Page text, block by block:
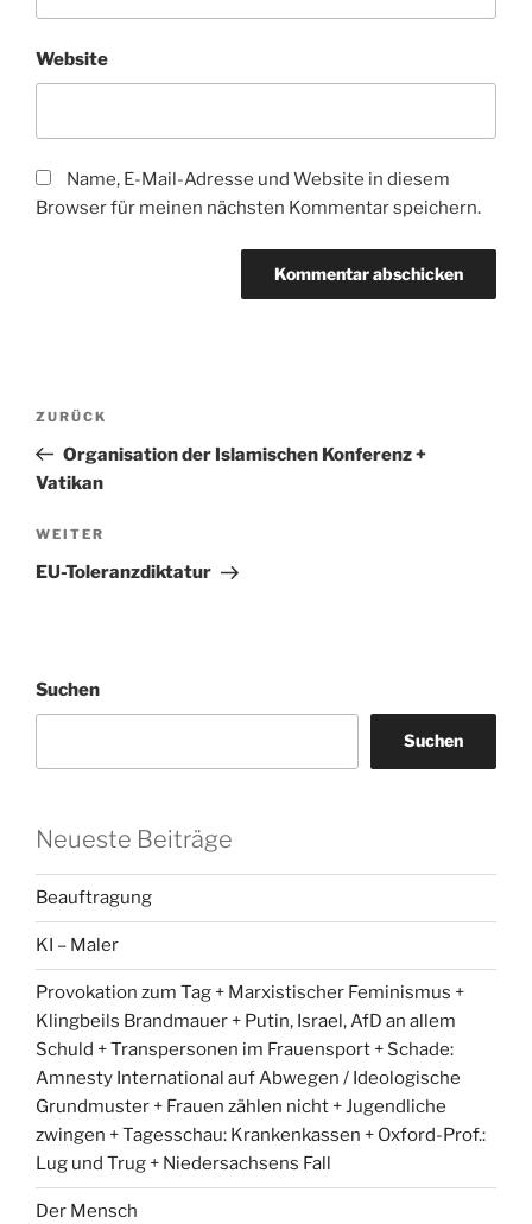
Website
Name, E-Mail-Adresse und Website in diesem
Browser für meinen nächsten Kommentar speichern.
Beitragsnavigation
Vorheriger
Beitrag
ZURÜCK
Organisation der Islamischen Konferenz +
Vatikan
Nächster
Beitrag
WEITER
EU-Toleranzdiktatur
Suchen
Suchen
Neueste Beiträge
Beauftragung
KI – Maler
Provokation zum Tag + Marxistischer Feminismus +
Klingbeils Brandmauer + Putin, Israel, AfD an allem
Schuld + Transpersonen im Frauensport + Schade:
Amnesty International auf Abwegen / Ideologische
Grundmuster + Frauen zählen nicht + Jugendliche
zwingen + Tagesschau: Krankenkassen + Oxford-Prof.:
Lug und Trug + Niedersachsens Fall
Der Mensch